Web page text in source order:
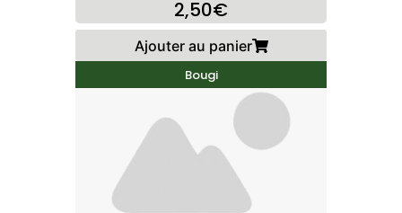
2,50€
Ajouter au panier
Bougi